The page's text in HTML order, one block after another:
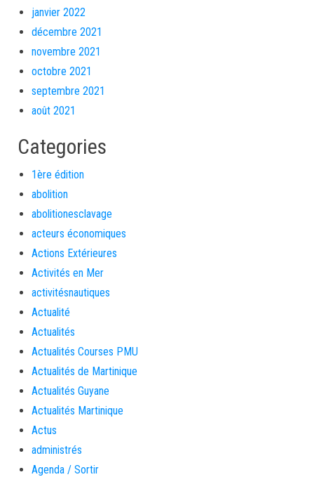
janvier 2022
décembre 2021
novembre 2021
octobre 2021
septembre 2021
août 2021
Categories
1ère édition
abolition
abolitionesclavage
acteurs économiques
Actions Extérieures
Activités en Mer
activitésnautiques
Actualité
Actualités
Actualités Courses PMU
Actualités de Martinique
Actualités Guyane
Actualités Martinique
Actus
administrés
Agenda / Sortir